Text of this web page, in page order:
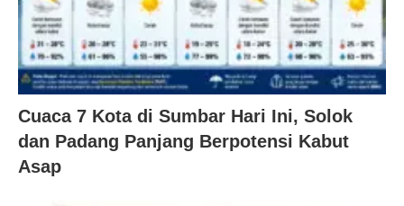
Cuaca 7 Kota di Sumbar Hari Ini, Solok
dan Padang Panjang Berpotensi Kabut
Asap